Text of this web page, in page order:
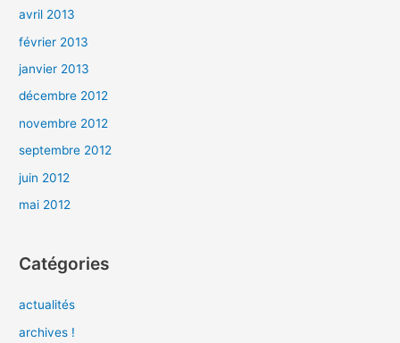
avril 2013
février 2013
janvier 2013
décembre 2012
novembre 2012
septembre 2012
juin 2012
mai 2012
Catégories
actualités
archives !